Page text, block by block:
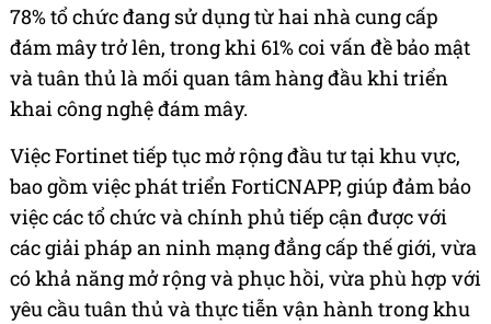
78% tổ chức đang sử dụng từ hai nhà cung cấp
đám mây trở lên, trong khi 61% coi vấn đề bảo mật
và tuân thủ là mối quan tâm hàng đầu khi triển
khai công nghệ đám mây.
Việc Fortinet tiếp tục mở rộng đầu tư tại khu vực,
bao gồm việc phát triển FortiCNAPP, giúp đảm bảo
việc các tổ chức và chính phủ tiếp cận được với
các giải pháp an ninh mạng đẳng cấp thế giới, vừa
có khả năng mở rộng và phục hồi, vừa phù hợp với
yêu cầu tuân thủ và thực tiễn vận hành trong khu